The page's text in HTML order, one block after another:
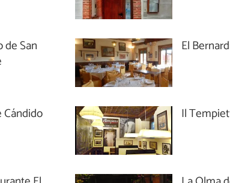
de San
El
Cándido Il